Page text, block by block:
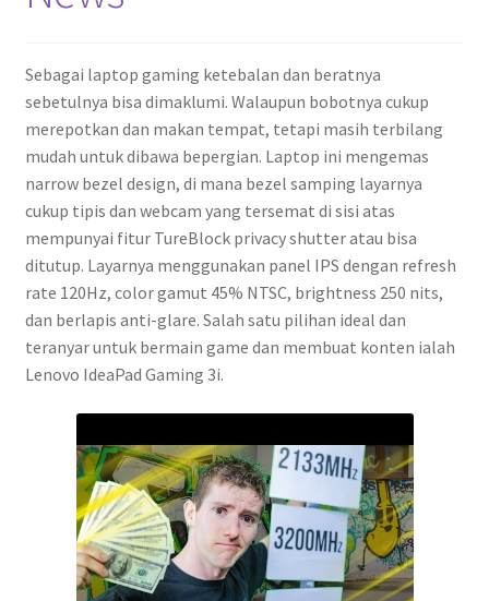
Sebagai laptop gaming ketebalan dan beratnya
sebetulnya bisa dimaklumi. Walaupun bobotnya cukup
merepotkan dan makan tempat, tetapi masih terbilang
mudah untuk dibawa bepergian. Laptop ini mengemas
narrow bezel design, di mana bezel samping layarnya
cukup tipis dan webcam yang tersemat di sisi atas
mempunyai fitur TureBlock privacy shutter atau bisa
ditutup. Layarnya menggunakan panel IPS dengan refresh
rate 120Hz, color gamut 45% NTSC, brightness 250 nits,
dan berlapis anti-glare. Salah satu pilihan ideal dan
teranyar untuk bermain game dan membuat konten ialah
Lenovo IdeaPad Gaming 3i.